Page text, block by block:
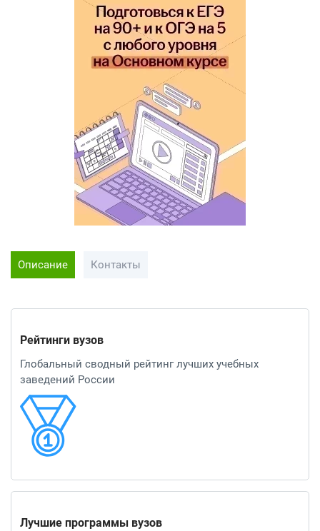
Описание Контакты
Рейтинги вузов
Глобальный сводный рейтинг лучших учебных
заведений России
Лучшие программы вузов